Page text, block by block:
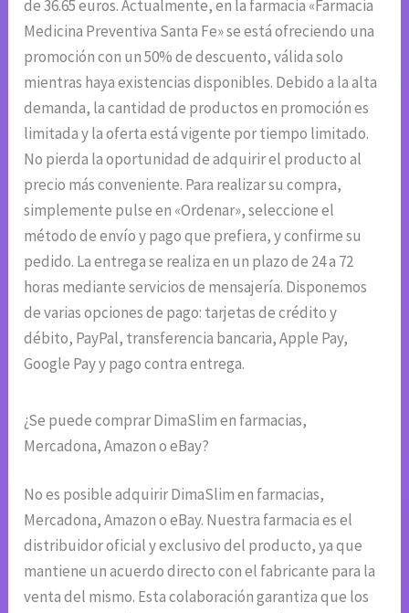
de 36.65 euros. Actualmente, en la farmacia «Farmacia
Medicina Preventiva Santa Fe» se está ofreciendo una
promoción con un 50% de descuento, válida solo
mientras haya existencias disponibles. Debido a la alta
demanda, la cantidad de productos en promoción es
limitada y la oferta está vigente por tiempo limitado.
No pierda la oportunidad de adquirir el producto al
precio más conveniente. Para realizar su compra,
simplemente pulse en «Ordenar», seleccione el
método de envío y pago que prefiera, y confirme su
pedido. La entrega se realiza en un plazo de 24 a 72
horas mediante servicios de mensajería. Disponemos
de varias opciones de pago: tarjetas de crédito y
débito, PayPal, transferencia bancaria, Apple Pay,
Google Pay y pago contra entrega.
¿Se puede comprar DimaSlim en farmacias,
Mercadona, Amazon o eBay?
No es posible adquirir DimaSlim en farmacias,
Mercadona, Amazon o eBay. Nuestra farmacia es el
distribuidor oficial y exclusivo del producto, ya que
mantiene un acuerdo directo con el fabricante para la
venta del mismo. Esta colaboración garantiza que los